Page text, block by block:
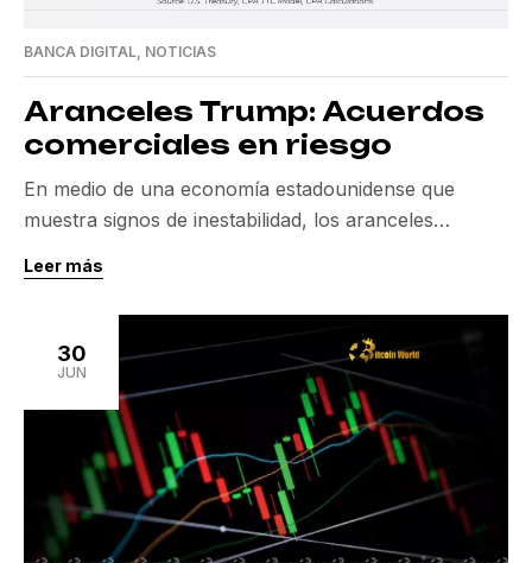
BANCA DIGITAL NOTICIAS
Aranceles Trump: Acuerdos
comerciales en riesgo
En medio de una economía estadounidense que
muestra signos de inestabilidad, los aranceles
están poniendo en riesgo numerosos acuerdos
comerciales antes de la fecha crítica del 9 de julio de
2025. Con tan solo dos acuerdos cerrados de los
prometidos, y decenas aún pendientes, la situación
se vuelve […]
Leer más
30
JUN